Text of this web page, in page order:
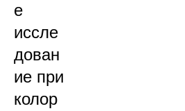
е
иссле
дован
ие при
колор